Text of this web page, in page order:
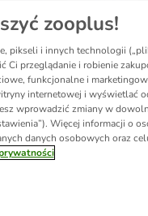
skład którego wchodzą
diety Twojego psa, a także
zooplus!
pikseli i innych technologii
Ci przeglądanie i robienie
funkcjonalne i
internetowej i wyświetlać
wprowadzić zmiany w
Więcej informacji o
danych osobowych oraz